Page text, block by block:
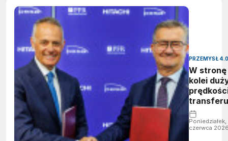
PRZEMYSŁ 4.0
W stronę
kolei
transferu
Poniedziałek,
czerwca